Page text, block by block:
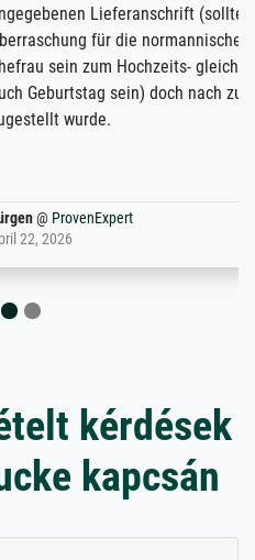
(sollte eine
normannische
gleichzeitig
doch nach zu Hause
kérdések
kapcsán